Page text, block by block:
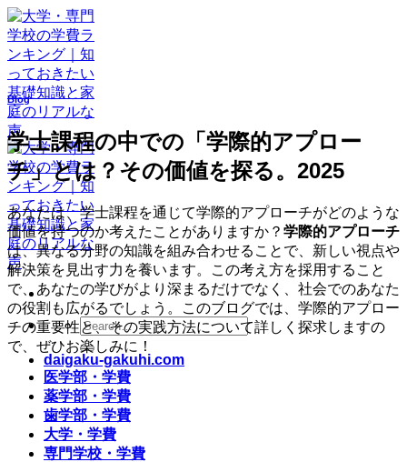
Skip
to
content
daigaku-gakuhi.com
医学部・学費
薬学部・学費
歯学部・学費
大学・学費
専門学校・学費
Blog
学士課程の中での「学際的アプロー
チ」とは？その価値を探る。2025
あなたは、学士課程を通じて学際的アプローチがどのような
価値を持つのか考えたことがありますか？ 学際的アプローチ
は、異なる分野の知識を組み合わせることで、新しい視点や
解決策を見出す力を養います。この考え方を採用すること
で、あなたの学びがより深まるだけでなく、社会でのあなた
の役割も広がるでしょう。このブログでは、学際的アプロー
チの重要性と、その実践方法について詳しく探求しますの
で、ぜひお楽しみに！